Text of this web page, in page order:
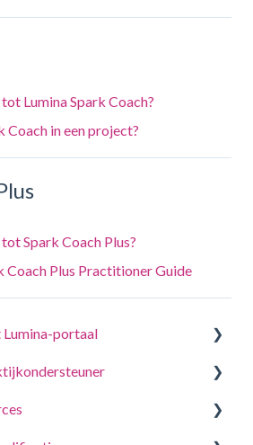
Lumina Spark Coach?
Coach in een project?
Spark Coach Plus?
Coach Plus Practitioner Guide
Lumina-portaal
of voltooi een taak
deelnemers uitnodigen